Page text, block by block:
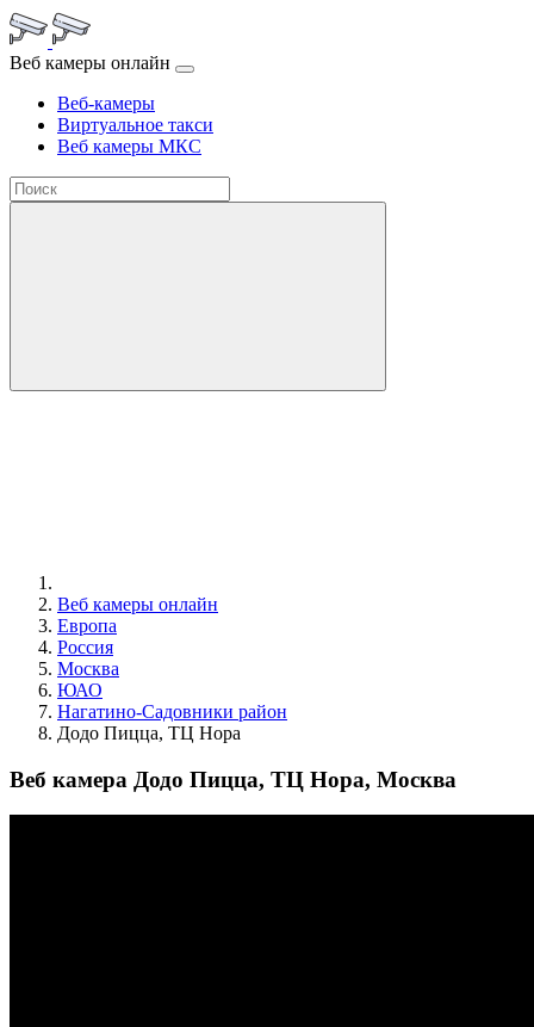
Веб камеры онлайн
Веб-камеры
Виртуальное такси
Веб камеры МКС
Веб камеры онлайн
Европа
Россия
Москва
ЮАО
Нагатино-Садовники район
Додо Пицца, ТЦ Нора
Веб камера Додо Пицца, ТЦ Нора, Москва